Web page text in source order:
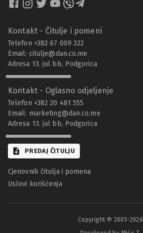
Kontakt - Čitulje i pomeni
Telefon +382 67 009 322
Email: citulje@dan.co.me
Adresa 13. jul bb, Podgorica
Kontakt - Oglasno odjeljenje
Telefon +382 20 481 555
Email: marketing@dan.co.me
Adresa 13. jul bb, Podgorica
PREDAJ ČITULJU
Cjenovnik čitulja i pomena
Uslovi korišćenja
Copyright © 2005-2026